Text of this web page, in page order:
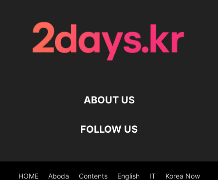
ABOUT US
FOLLOW US
HOME Aboda Contents English IT Korea Now